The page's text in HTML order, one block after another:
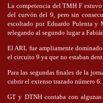
La competencia del TMH F
del curvón del 9, pero sin
escoltado por Eduardo Pulenta y
relegando al segundo lugar a
El ARL fue ampliamente
el circuito 9 ya que no estaban
Para las segundas finales de la
cubrir el extenso trazado número 6.
GT y DTNH contaba con